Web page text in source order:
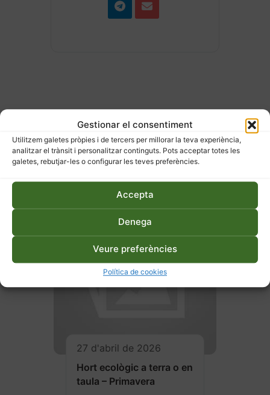
Gestionar el consentiment
Utilitzem galetes pròpies i de tercers per millorar la teva experiència,
analitzar el trànsit i personalitzar continguts. Pots acceptar totes les
galetes, rebutjar-les o configurar les teves preferències.
Accepta
Denega
Veure preferències
Política de cookies
ESDEVENIMENTS
RELACIONATS
27 d'abril de 2026
Hort ecològic a terra o en
taula – Primavera